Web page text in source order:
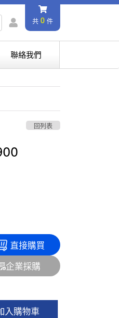
共 0 件
聯絡我們
回列表
直接購買
企業採購
入購物車